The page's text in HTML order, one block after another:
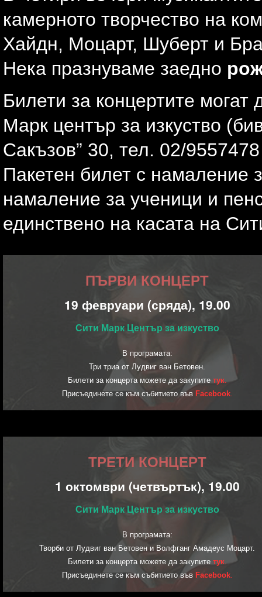
камерното творчество на
Хайдн, Моцарт, Шуберт и
Нека празнуваме заедно
Билети за концертите могат
Марк център за изкуство
Сакъзов” 30, тел. 02/
Пакетен билет с намаление
намаление за ученици и
единствено на касата на
ПЪРВИ КОНЦЕРТ
19 февруари (сряда), 19.00
Сити Марк Център за изкуство
В програмата:
Три триа от Лудвиг ван Бетовен.
Билети за концерта можете да закупите тук.
Присъединете се към събитието във Facebook.
ТРЕТИ КОНЦЕРТ
1 октомври (четвъртък), 19.00
Сити Марк Център за изкуство
В програмата:
Творби от Лудвиг ван Бетовен и Волфганг Амадеус Моцарт.
Билети за концерта можете да закупите тук.
Присъединете се към събитието във Facebook.